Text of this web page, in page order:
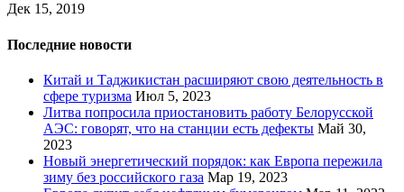
Дек 15, 2019
Последние новости
Китай и Таджикистан расширяют свою деятельность в
сфере туризма Июл 5, 2023
Литва попросила приостановить работу Белорусской
АЭС: говорят, что на станции есть дефекты Май 30,
2023
Новый энергетический порядок: как Европа пережила
зиму без российского газа Мар 19, 2023